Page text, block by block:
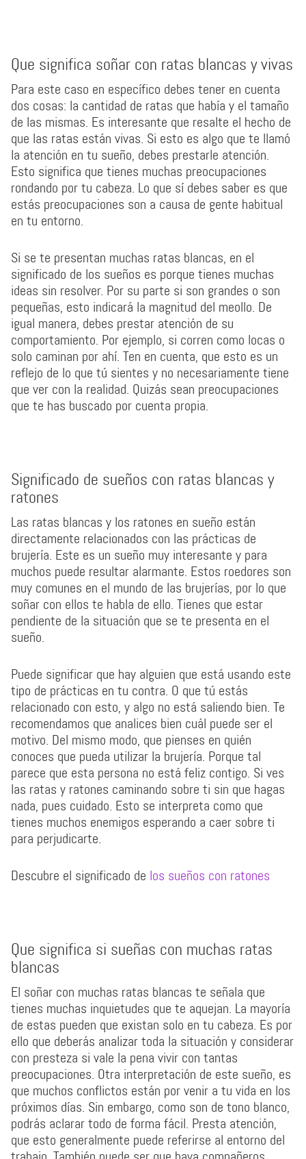
Que significa soñar con ratas blancas y vivas
Para este caso en específico debes tener en cuenta
dos cosas: la cantidad de ratas que había y el tamaño
de las mismas. Es interesante que resalte el hecho de
que las ratas están vivas. Si esto es algo que te llamó
la atención en tu sueño, debes prestarle atención.
Esto significa que tienes muchas preocupaciones
rondando por tu cabeza. Lo que sí debes saber es que
estás preocupaciones son a causa de gente habitual
en tu entorno.
Si se te presentan muchas ratas blancas, en el
significado de los sueños es porque tienes muchas
ideas sin resolver. Por su parte si son grandes o son
pequeñas, esto indicará la magnitud del meollo. De
igual manera, debes prestar atención de su
comportamiento. Por ejemplo, si corren como locas o
solo caminan por ahí. Ten en cuenta, que esto es un
reflejo de lo que tú sientes y no necesariamente tiene
que ver con la realidad. Quizás sean preocupaciones
que te has buscado por cuenta propia.
Significado de sueños con ratas blancas y
ratones
Las ratas blancas y los ratones en sueño están
directamente relacionados con las prácticas de
brujería. Este es un sueño muy interesante y para
muchos puede resultar alarmante. Estos roedores son
muy comunes en el mundo de las brujerías, por lo que
soñar con ellos te habla de ello. Tienes que estar
pendiente de la situación que se te presenta en el
sueño.
Puede significar que hay alguien que está usando este
tipo de prácticas en tu contra. O que tú estás
relacionado con esto, y algo no está saliendo bien. Te
recomendamos que analices bien cuál puede ser el
motivo. Del mismo modo, que pienses en quién
conoces que pueda utilizar la brujería. Porque tal
parece que esta persona no está feliz contigo. Si ves
las ratas y ratones caminando sobre ti sin que hagas
nada, pues cuidado. Esto se interpreta como que
tienes muchos enemigos esperando a caer sobre ti
para perjudicarte.
Descubre el significado de los sueños con ratones
Que significa si sueñas con muchas ratas
blancas
El soñar con muchas ratas blancas te señala que
tienes muchas inquietudes que te aquejan. La mayoría
de estas pueden que existan solo en tu cabeza. Es por
ello que deberás analizar toda la situación y considerar
con presteza si vale la pena vivir con tantas
preocupaciones. Otra interpretación de este sueño, es
que muchos conflictos están por venir a tu vida en los
próximos días. Sin embargo, como son de tono blanco,
podrás aclarar todo de forma fácil. Presta atención,
que esto generalmente puede referirse al entorno del